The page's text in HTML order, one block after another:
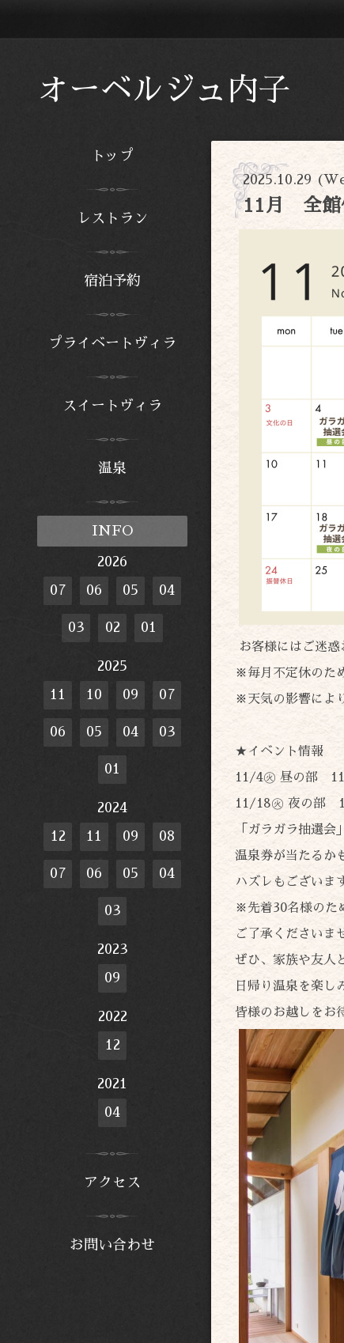
オーベルジュ内子
2025.10.29
11月 全館
お客様にはご迷惑
※毎月不定休のた
※天気の影響によ
★イベント情報
11/4㊋ 昼の部 11
11/18㊋ 夜の部
「ガラガラ抽選会
温泉券が当たるか
ハズレもございま
※先着30名様のた
ご了承くださいま
ぜひ、家族や友人
日帰り温泉を楽し
皆様のお越しをお
トップ
レストラン
宿泊予約
プライベートヴィラ
スイートヴィラ
温泉
INFO
2026
07
06 05 04
03 02 01
2025
11
10 09 07
06 05 04 03
01
2024
12
11 09 08
07 06 05 04
03
2023
09
2022
12
2021
04
アクセス
お問い合わせ